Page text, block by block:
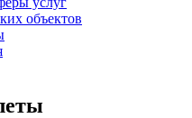
объектов